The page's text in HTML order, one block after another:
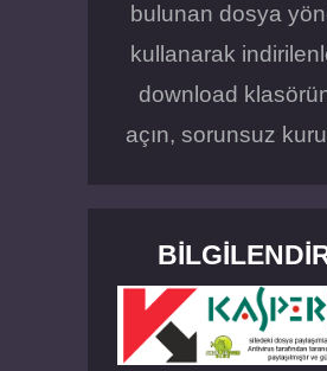
bulunan dosya
kullanarak
download
açın, sorunsuz